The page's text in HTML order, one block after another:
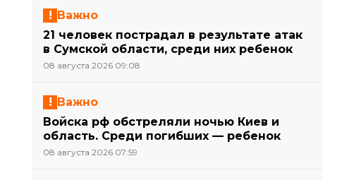
Важно
21 человек пострадал в результате атак
в Сумской области, среди них ребенок
08 августа 2026 09:08
Важно
Войска рф обстреляли ночью Киев и
область. Среди погибших — ребенок
08 августа 2026 07:59